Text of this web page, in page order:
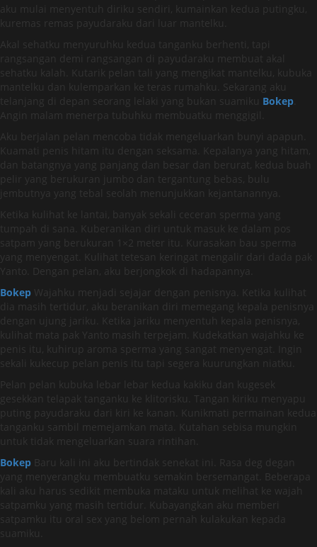
aku mulai menyentuh diriku sendiri, kumainkan kedua putingku,
kuremas remas payudaraku dari luar mantelku.
Akal sehatku menyuruhku kedua tanganku berhenti, tapi
rangsangan demi rangsangan di payudaraku membuat akal
sehatku kalah. Kutarik pelan tali yang mengikat mantelku, kubuka
mantelku dan kulemparkan ke teras rumahku. Sekarang aku
telanjang di depan seorang lelaki yang bukan suamiku Bokep
Angin malam menerpa tubuhku membuatku menggigil.
Aku berjalan pelan mencoba tidak mengeluarkan bunyi apapun.
Kuamati penis hitam itu dengan seksama. Kepalanya yang hitam,
dan batangnya yang panjang dan besar dan berurat, kedua buah
pelir yang berukuran jumbo dan tergantung bebas, bulu
jembutnya yang tebal seolah menunjukkan kejantanannya.
Ketika kulihat ke lantai, banyak sekali ceceran sperma yang
tumpah di sana. Kuberanikan diri untuk masuk ke dalam pos
satpam yang berukuran 1×2 meter itu. Kurasakan bau sperma
yang menyengat. Kulihat tetesan keringat mengalir dari dada pak
Yanto. Dengan pelan, aku berjongkok di hadapannya.
Bokep Wajahku menjadi sejajar dengan penisnya. Ketika kulihat
dia masih tertidur, aku beranikan diri memegang kepala penisnya
dengan ujung jariku. Ketika jariku menyentuh kepala penisnya,
kulihat mata pak Yanto masih terpejam. Kudekatkan wajahku ke
penis itu, kuhirup aroma sperma yang sangat menyengat. Ingin
sekali kukecup pelan penis itu tapi segera kuurungkan niatku.
Pelan pelan kubuka lebar lebar kedua kakiku dan kugesek
gesekkan telapak tanganku ke klitorisku. Tangan kiriku menyapu
puting payudaraku dari kiri ke kanan. Kunikmati permainan kedua
tanganku sambil memejamkan mata. Kutahan sebisa mungkin
untuk tidak mengeluarkan suara rintihan.
Bokep Baru kali ini aku bertindak senekat ini. Rasa deg degan
yang menyerangku membuatku semakin bersemangat. Beberapa
kali aku harus sedikit membuka mataku untuk melihat ke wajah
satpamku yang masih tertidur. Kubayangkan aku memberi
satpamku itu oral sex yang belom pernah kulakukan kepada
suamiku.